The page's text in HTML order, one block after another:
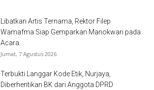
Libatkan Artis Ternama, Rektor Filep
Wamafma Siap Gemparkan Manokwari pada
Acara...
Jumat, 7 Agustus 2026
Terbukti Langgar Kode Etik, Nurjaya,
Diberhentikan BK dari Anggota DPRD